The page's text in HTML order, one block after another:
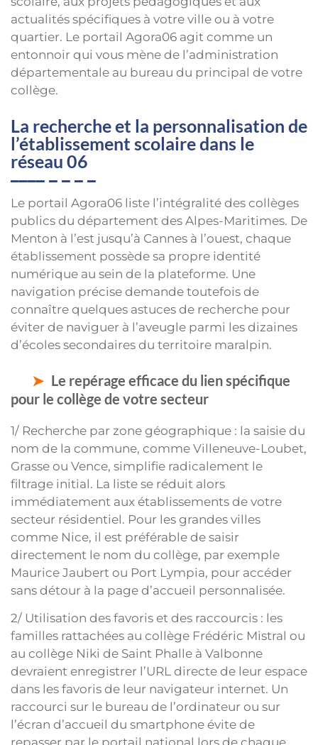
actualités spécifiques à votre ville ou à votre
quartier. Le portail Agora06 agit comme un
entonnoir qui vous mène de l’administration
départementale au bureau du principal de votre
collège.
La recherche et la personnalisation de
l’établissement scolaire dans le
réseau 06
Le portail Agora06 liste l’intégralité des collèges
publics du département des Alpes-Maritimes. De
Menton à l’est jusqu’à Cannes à l’ouest, chaque
établissement possède sa propre identité
numérique au sein de la plateforme. Une
navigation précise demande toutefois de
connaître quelques astuces de recherche pour
éviter de naviguer à l’aveugle parmi les dizaines
d’écoles secondaires du territoire maralpin.
Le repérage efficace du lien spécifique
pour le collège de votre secteur
1/ Recherche par zone géographique : la saisie du
nom de la commune, comme Villeneuve-Loubet,
Grasse ou Vence, simplifie radicalement le
filtrage initial. La liste se réduit alors
immédiatement aux établissements de votre
secteur résidentiel. Pour les grandes villes
comme Nice, il est préférable de saisir
directement le nom du collège, par exemple
Maurice Jaubert ou Port Lympia, pour accéder
sans détour à la page d’accueil personnalisée.
2/ Utilisation des favoris et des raccourcis : les
familles rattachées au collège Frédéric Mistral ou
au collège Niki de Saint Phalle à Valbonne
devraient enregistrer l’URL directe de leur espace
dans les favoris de leur navigateur internet. Un
raccourci sur le bureau de l’ordinateur ou sur
l’écran d’accueil du smartphone évite de